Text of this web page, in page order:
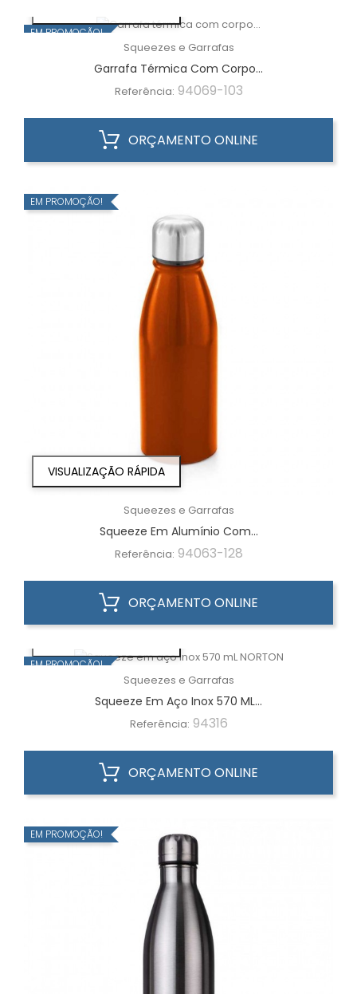
EM PROMOÇÃO!
Squeezes e Garrafas
Garrafa Térmica Com Corpo...
Referência: 94069-103
ORÇAMENTO ONLINE
VISUALIZAÇÃO RÁPIDA
EM PROMOÇÃO!
Squeezes e Garrafas
Squeeze Em Alumínio Com...
Referência: 94063-128
ORÇAMENTO ONLINE
EM PROMOÇÃO!
Squeezes e Garrafas
Squeeze Em Aço Inox 570 ML...
Referência: 94316
ORÇAMENTO ONLINE
EM PROMOÇÃO!